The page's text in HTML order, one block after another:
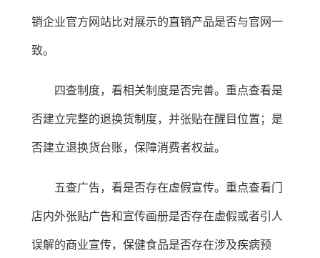
销企业官方网站比对展示的直销产品是否与官网一
致。
四查制度，看相关制度是否完善。重点查看是
否建立完整的退换货制度，并张贴在醒目位置；是
否建立退换货台账，保障消费者权益。
五查广告，看是否存在虚假宣传。重点查看门
店内外张贴广告和宣传画册是否存在虚假或者引人
误解的商业宣传，保健食品是否存在涉及疾病预